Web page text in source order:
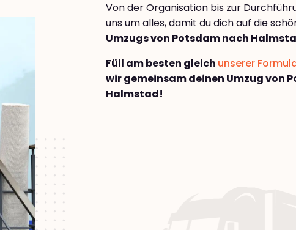
Von der Organisation bis zur
uns um alles, damit du dich auf die
Umzugs von Potsdam nach
Füll am besten gleich unserer
wir gemeinsam deinen Umzug von
Halmstad!